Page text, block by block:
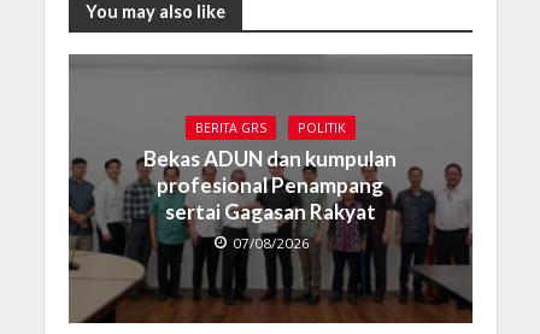
You may also like
BERITA GRS POLITIK
Bekas ADUN dan kumpulan
profesional Penampang
sertai Gagasan Rakyat
07/08/2026